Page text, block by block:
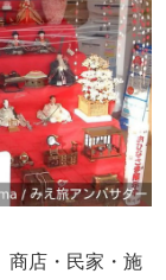
商店・民家・施